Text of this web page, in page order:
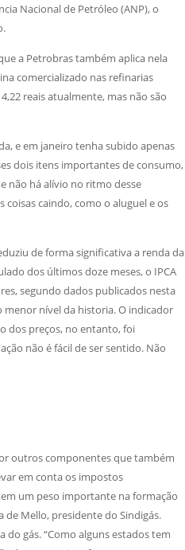
Nacional de Petróleo (ANP), o
a Petrobras também aplica nela
comercializado nas refinarias
reais atualmente, mas não são
e em janeiro tenha subido apenas
dois itens importantes de consumo,
não há alívio no ritmo desse
caindo, como o aluguel e os
de forma significativa a renda da
dos últimos doze meses, o IPCA
segundo dados publicados nesta
menor nível da historia. O indicador
dos preços, no entanto, foi
não é fácil de ser sentido. Não
outros componentes que também
em conta os impostos
um peso importante na formação
Mello, presidente do Sindigás.
do gás. “Como alguns estados tem